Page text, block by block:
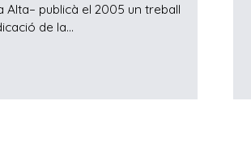
Alta– publicà el 2005 un treball
de la...